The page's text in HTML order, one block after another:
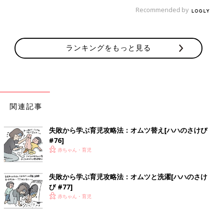
一児の父。イクメン。 わかっているようなわかっていないよう
な父親目線の育児漫画。 共働きの妻をサポートすべく日々奮闘
インスタグラムはこちら:
@omutsu_oh
前の話
［父親目線！育児漫
画！オムツ王＃86］
Recommended by
ランキングをもっと見る
関連記事
失敗から学ぶ育児攻略法：オムツ替え[ハハのさけび
#76]
赤ちゃん・育児
失敗から学ぶ育児攻略法：オムツと洗濯[ハハのさけ
び #77]
赤ちゃん・育児